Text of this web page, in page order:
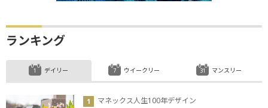
ランキング
デイリー
マネックス人生100年デザイン
ウイークリー マンスリー